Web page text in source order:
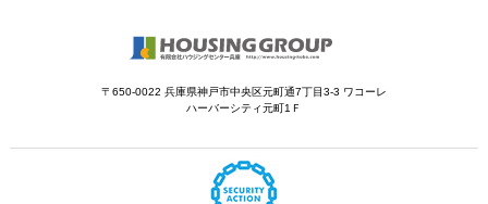
〒650-0022 兵庫県神戸市中央区元町通7丁目3-3 ワコーレ
ハーバーシティ元町1Ｆ